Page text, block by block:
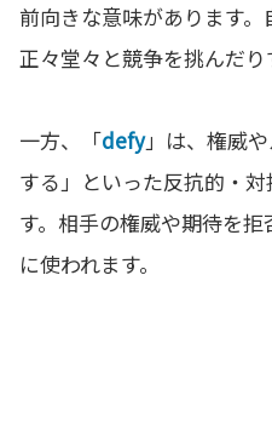
前向きな意味があります。
正々堂々と競争を挑んだり
一方、「defy」は、権威
する」といった反抗的・
す。相手の権威や期待を
に使われます。